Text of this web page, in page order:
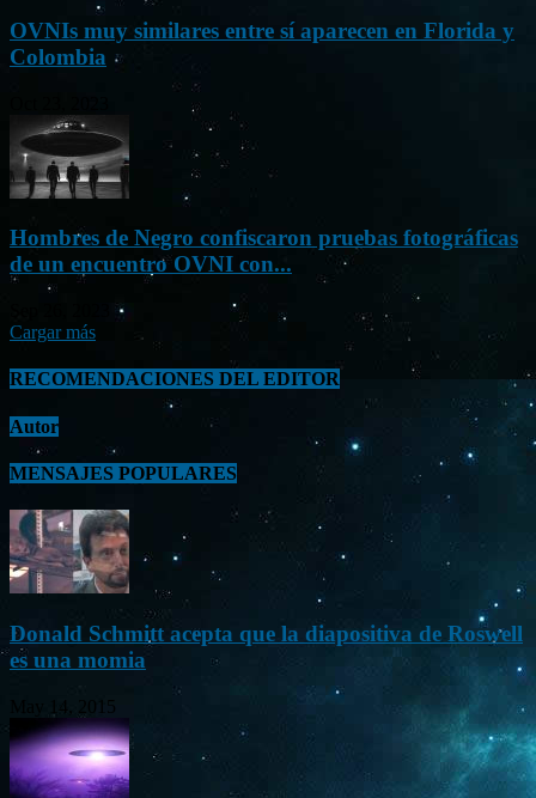
OVNIs muy similares entre sí aparecen en Florida y
Colombia
Hombres de Negro confiscaron pruebas fotográficas
de un encuentro OVNI con...
Cargar más
RECOMENDACIONES DEL EDITOR
Autor
MENSAJES POPULARES
Donald Schmitt acepta que la diapositiva de Roswell
es una momia
May 14, 2015